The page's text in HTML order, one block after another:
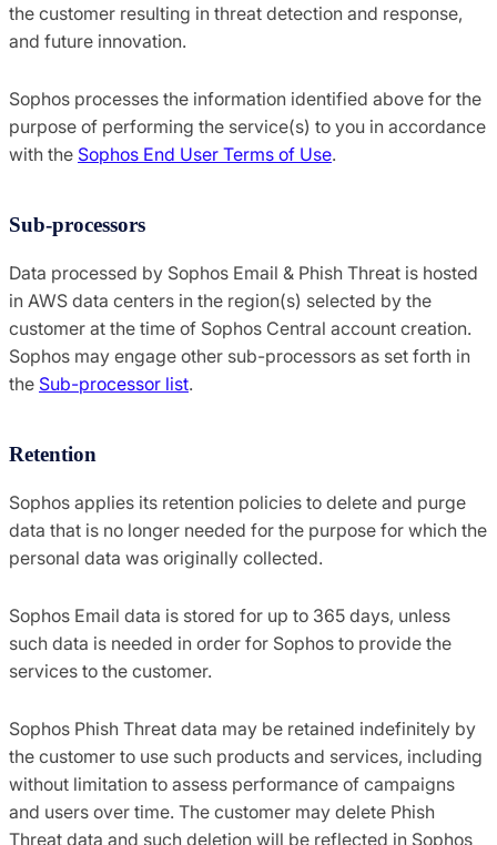
the customer resulting in threat detection and response,
and future innovation.
Sophos processes the information identified above for the
purpose of performing the service(s) to you in accordance
with the Sophos End User Terms of Use.
Sub-processors
Data processed by Sophos Email & Phish Threat is hosted
in AWS data centers in the region(s) selected by the
customer at the time of Sophos Central account creation.
Sophos may engage other sub-processors as set forth in
the Sub-processor list.
Retention
Sophos applies its retention policies to delete and purge
data that is no longer needed for the purpose for which the
personal data was originally collected.
Sophos Email data is stored for up to 365 days, unless
such data is needed in order for Sophos to provide the
services to the customer.
Sophos Phish Threat data may be retained indefinitely by
the customer to use such products and services, including
without limitation to assess performance of campaigns
and users over time. The customer may delete Phish
Threat data and such deletion will be reflected in Sophos